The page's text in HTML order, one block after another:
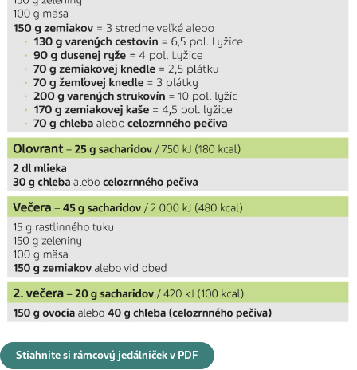
Stiahnite si rámcový jedálniček v PDF